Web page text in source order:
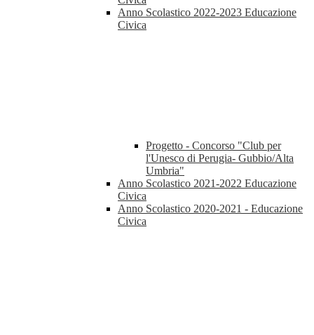
Anno Scolastico 2022-2023 Educazione
Civica
Progetto - Concorso "Club per
l'Unesco di Perugia- Gubbio/Alta
Umbria"
Anno Scolastico 2021-2022 Educazione
Civica
Anno Scolastico 2020-2021 - Educazione
Civica